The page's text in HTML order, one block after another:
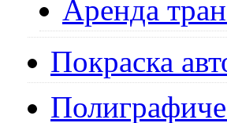
Аренда
Покраска